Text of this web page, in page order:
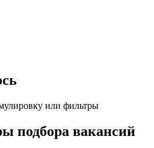
или фильтры
подбора вакансий